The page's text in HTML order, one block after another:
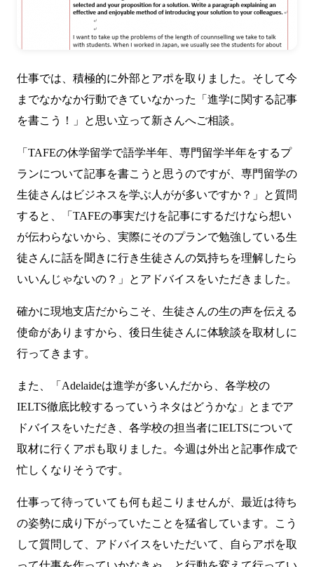
仕事では、積極的に外部とアポを取りました。そして今
までなかなか行動できていなかった「進学に関する記事
を書こう！」と思い立って新さんへご相談。
「TAFEの休学留学で語学半年、専門留学半年をするプ
ランについて記事を書こうと思うのですが、専門留学の
生徒さんはビジネスを学ぶ人がが多いですか？」と質問
すると、「TAFEの事実だけを記事にするだけなら想い
が伝わらないから、実際にそのプランで勉強している生
徒さんに話を聞きに行き生徒さんの気持ちを理解したら
いいんじゃないの？」とアドバイスをいただきました。
確かに現地支店だからこそ、生徒さんの生の声を伝える
使命がありますから、後日生徒さんに体験談を取材しに
行ってきます。
また、「Adelaideは進学が多いんだから、各学校の
IELTS徹底比較するっていうネタはどうかな」とまでア
ドバイスをいただき、各学校の担当者にIELTSについて
取材に行くアポも取りました。今週は外出と記事作成で
忙しくなりそうです。
仕事って待っていても何も起こりませんが、最近は待ち
の姿勢に成り下がっていたことを猛省しています。こう
して質問して、アドバイスをいただいて、自らアポを取